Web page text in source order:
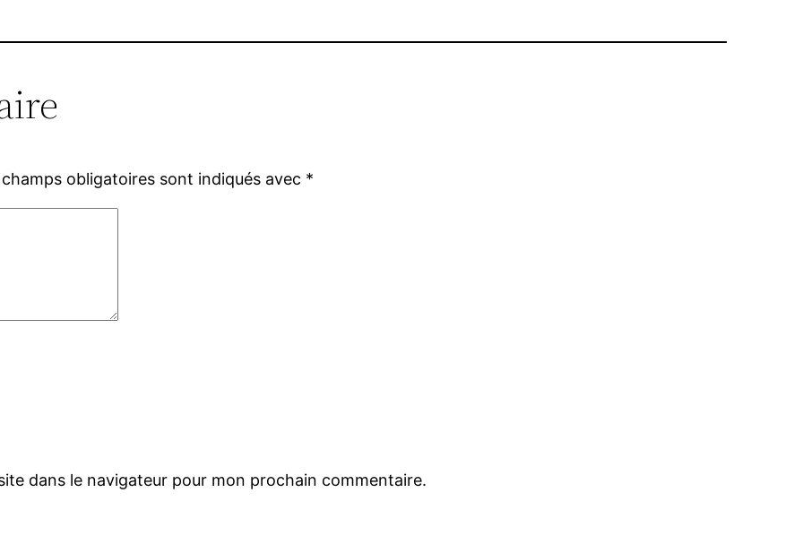
champs obligatoires sont indiqués avec *
dans le navigateur pour mon prochain commentaire.